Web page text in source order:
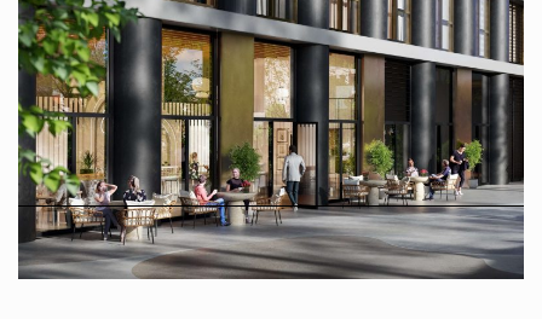
4
секции высотой24–29этажей